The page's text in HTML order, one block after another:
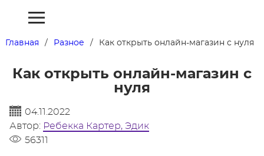
Главная Разное Как открыть онлайн-магазин с нуля
Как открыть онлайн-магазин с
нуля
04.11.2022
Автор: Ребекка Картер, Эдик
56311